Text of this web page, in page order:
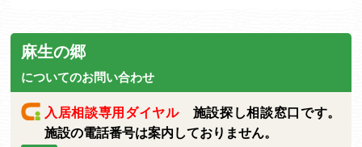
麻生の郷
についてのお問い合わせ
入居相談専用ダイヤル施設探し相談窓口です。
施設の電話番号は案内しておりません。